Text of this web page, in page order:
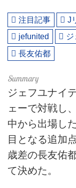
注目記事 J
jefunited
長友佑都
ジェフユナイ
ェーで対戦し
中から出場し
目となる追加
歳差の長友佑
て決めた。